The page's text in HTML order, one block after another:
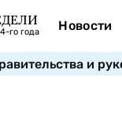
го года Новости
и